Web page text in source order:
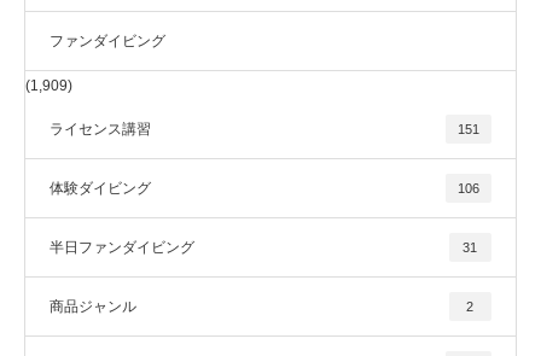
ファンダイビング
(1,909)
ライセンス講習 151
体験ダイビング 106
半日ファンダイビング 31
商品ジャンル 2